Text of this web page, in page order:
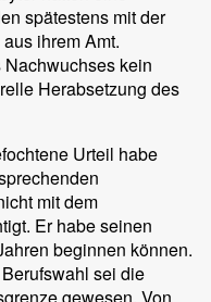
spätestens mit der
ihrem Amt.
kein
Herabsetzung des
Urteil habe
mit dem
Er habe seinen
beginnen können.
sei die